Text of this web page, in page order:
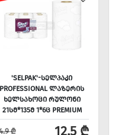
'SELPAK'-ᲡᲔᲚᲞᲐᲙᲘ
PROFESSIONAL ᲚᲐᲖᲔᲠᲘᲡ
ᲮᲔᲚᲡᲐᲮᲝᲪᲘ ᲠᲣᲚᲝᲜᲘ
21ᲡᲛ*135Მ 1*6Ც PREMIUM
₾ 12.5 ₾